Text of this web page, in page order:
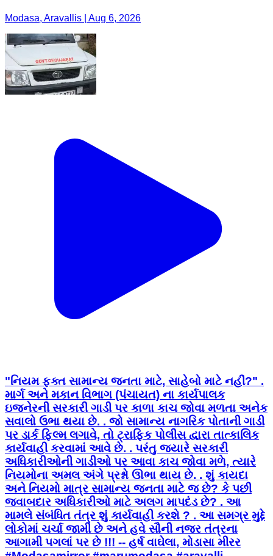
Modasa, Aravallis | Aug 6, 2026
"નિયમ ફક્ત સામાન્ય જનતા માટે, સાહેબો માટે નહીં?" .
માર્ગ અને મકાન વિભાગ (પંચાયત) ના કાર્યપાલક
ઇજનેરની સરકારી ગાડી પર કાળા કાચ જોવા મળતા અનેક
સવાલો ઉભા થયા છે. . જો સામાન્ય નાગરિક પોતાની ગાડી
પર ડાર્ક ફિલ્મ લગાવે, તો ટ્રાફિક પોલીસ દ્વારા તાત્કાલિક
કાર્યવાહી કરવામાં આવે છે. . પરંતુ જ્યારે સરકારી
અધિકારીઓની ગાડીઓ પર આવા કાચ જોવા મળે, ત્યારે
નિયમોના અમલ અંગે પ્રશ્નો ઊભા થાય છે. . શું કાયદા
અને નિયમો માત્ર સામાન્ય જનતા માટે જ છે? કે પછી
જવાબદાર અધિકારીઓ માટે અલગ માપદંડ છે? . આ
મામલે સંબંધિત તંત્ર શું કાર્યવાહી કરશે ? . આ સમગ્ર મુદ્દે
લોકોમાં ચર્ચા જામી છે અને હવે સૌની નજર તંત્રના
આગામી પગલાં પર છે !!! -- હર્ષ વાઘેલા, મોડાસા મીરર